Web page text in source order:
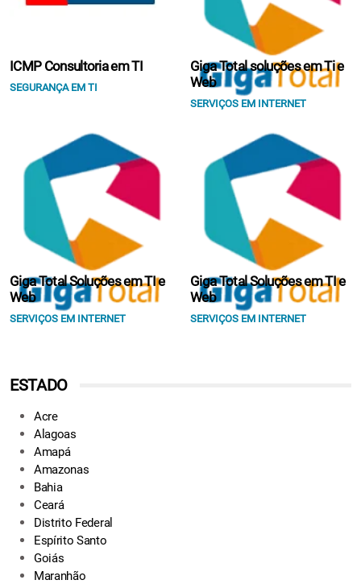
ICMP Consultoria em TI
SEGURANÇA EM TI
Giga Total soluções em Ti e
Web
SERVIÇOS EM INTERNET
Giga Total Soluções em TI e
Web
SERVIÇOS EM INTERNET
Giga Total Soluções em TI e
Web
SERVIÇOS EM INTERNET
ESTADO
Acre
Alagoas
Amapá
Amazonas
Bahia
Ceará
Distrito Federal
Espírito Santo
Goiás
Maranhão